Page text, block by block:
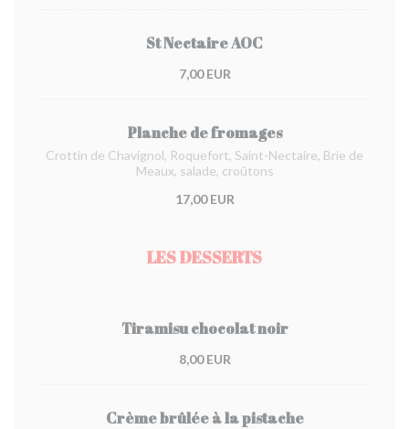
St Nectaire AOC
7,00 EUR
Planche de fromages
Crottin de Chavignol, Roquefort, Saint-Nectaire, Brie de
Meaux, salade, croûtons
17,00 EUR
LES DESSERTS
Tiramisu chocolat noir
8,00 EUR
Crème brûlée à la pistache